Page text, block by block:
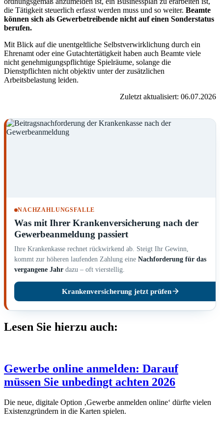
die Tätigkeit steuerlich erfasst werden muss und so weiter. Beamte
können sich als Gewerbetreibende nicht auf einen Sonderstatus
berufen.
Mit Blick auf die unentgeltliche Selbstverwirklichung durch ein
Ehrenamt oder eine Gutachtertätigkeit haben auch Beamte viele
nicht genehmigungspflichtige Spielräume, solange die
Dienstpflichten nicht objektiv unter der zusätzlichen
Arbeitsbelastung leiden.
Zuletzt aktualisiert: 06.07.2026
NACHZAHLUNGSFALLE
Was mit Ihrer Krankenversicherung nach der
Gewerbeanmeldung passiert
Ihre Krankenkasse rechnet rückwirkend ab. Steigt Ihr Gewinn,
kommt zur höheren laufenden Zahlung eine Nachforderung für das
vergangene Jahr dazu – oft vierstellig.
Krankenversicherung jetzt prüfen
Lesen Sie hierzu auch:
Gewerbe online anmelden: Darauf
müssen Sie unbedingt achten 2026
Die neue, digitale Option ‚Gewerbe anmelden online‘ dürfte vielen
Existenzgründern in die Karten spielen.